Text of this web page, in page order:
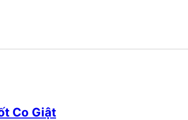
Co Giật